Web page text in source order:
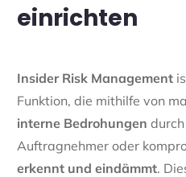
einrichten
Insider Risk Management
Funktion, die mithilfe von
interne Bedrohungen
Auftragnehmer oder
erkennt und eindämmt.